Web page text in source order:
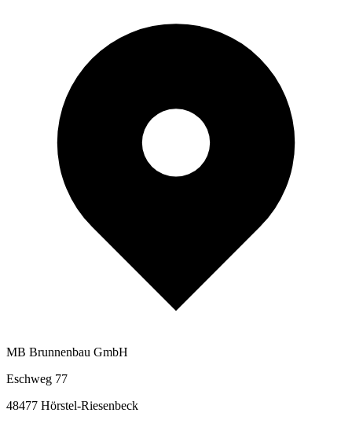
MB Brunnenbau GmbH
Eschweg 77
48477 Hörstel-Riesenbeck